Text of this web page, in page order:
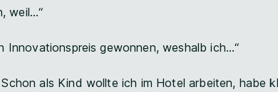
weil…“
Innovationspreis gewonnen, weshalb ich…“
Schon als Kind wollte ich im Hotel arbeiten, habe